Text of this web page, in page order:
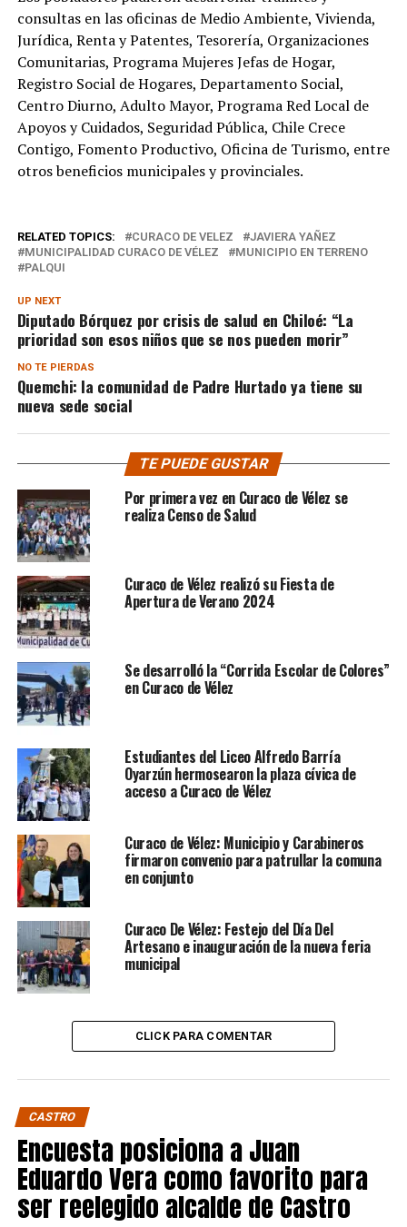
consultas en las oficinas de Medio Ambiente, Vivienda,
Jurídica, Renta y Patentes, Tesorería, Organizaciones
Comunitarias, Programa Mujeres Jefas de Hogar,
Registro Social de Hogares, Departamento Social,
Centro Diurno, Adulto Mayor, Programa Red Local de
Apoyos y Cuidados, Seguridad Pública, Chile Crece
Contigo, Fomento Productivo, Oficina de Turismo, entre
otros beneficios municipales y provinciales.
RELATED TOPICS: CURACO DE VELEZ
JAVIERA YAÑEZ
MUNICIPALIDAD CURACO DE VÉLEZ
MUNICIPIO EN TERRENO
PALQUI
UP NEXT
Diputado Bórquez por crisis de salud en Chiloé: “La
prioridad son esos niños que se nos pueden morir”
NO TE PIERDAS
Quemchi: la comunidad de Padre Hurtado ya tiene su
nueva sede social
TE PUEDE GUSTAR
Por primera vez en Curaco de Vélez se
realiza Censo de Salud
Curaco de Vélez realizó su Fiesta de
Apertura de Verano 2024
Se desarrolló la “Corrida Escolar de Colores”
en Curaco de Vélez
Estudiantes del Liceo Alfredo Barría
Oyarzún hermosearon la plaza cívica de
acceso a Curaco de Vélez
Curaco de Vélez: Municipio y Carabineros
firmaron convenio para patrullar la comuna
en conjunto
Curaco De Vélez: Festejo del Día Del
Artesano e inauguración de la nueva feria
municipal
CLICK PARA COMENTAR
CASTRO
Encuesta posiciona a Juan
Eduardo Vera como favorito para
ser reelegido alcalde de Castro